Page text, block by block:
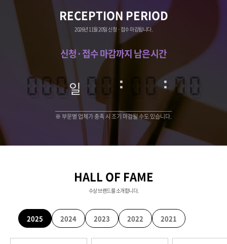
RECEPTION PERIOD
2026년 11월 20일 신청 · 접수 마감됩니다.
신청·접수 마감까지 남은시간
000일 00 : 00:00
※ 부문별 업체가 충족 시 조기 마감될 수도 있습니다.
HALL OF FAME
수상 브랜드를 소개합니다.
2025 2024 2023 2022 2021